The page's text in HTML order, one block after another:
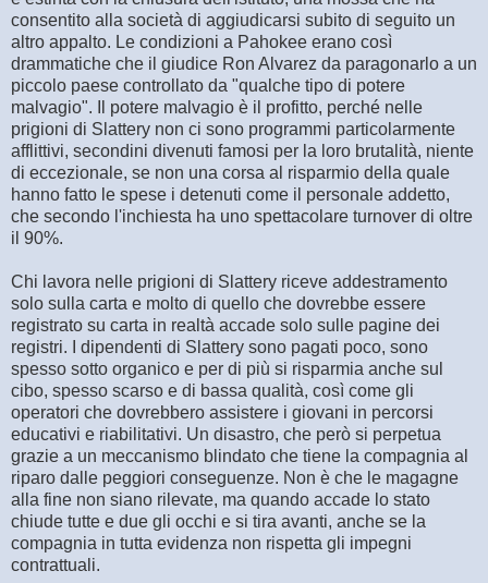
consentito alla società di aggiudicarsi subito di seguito un
altro appalto. Le condizioni a Pahokee erano così
drammatiche che il giudice Ron Alvarez da paragonarlo a un
piccolo paese controllato da "qualche tipo di potere
malvagio". Il potere malvagio è il profitto, perché nelle
prigioni di Slattery non ci sono programmi particolarmente
afflittivi, secondini divenuti famosi per la loro brutalità, niente
di eccezionale, se non una corsa al risparmio della quale
hanno fatto le spese i detenuti come il personale addetto,
che secondo l'inchiesta ha uno spettacolare turnover di oltre
il 90%.
Chi lavora nelle prigioni di Slattery riceve addestramento
solo sulla carta e molto di quello che dovrebbe essere
registrato su carta in realtà accade solo sulle pagine dei
registri. I dipendenti di Slattery sono pagati poco, sono
spesso sotto organico e per di più si risparmia anche sul
cibo, spesso scarso e di bassa qualità, così come gli
operatori che dovrebbero assistere i giovani in percorsi
educativi e riabilitativi. Un disastro, che però si perpetua
grazie a un meccanismo blindato che tiene la compagnia al
riparo dalle peggiori conseguenze. Non è che le magagne
alla fine non siano rilevate, ma quando accade lo stato
chiude tutte e due gli occhi e si tira avanti, anche se la
compagnia in tutta evidenza non rispetta gli impegni
contrattuali.